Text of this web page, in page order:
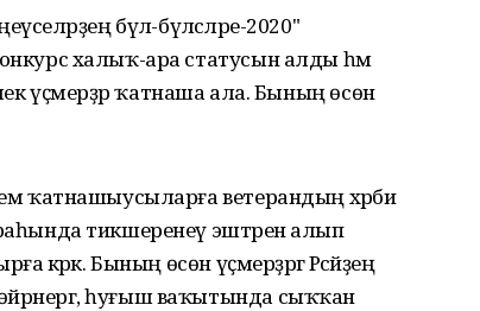
бүлә-бүләсәләре-2020"
халыҡ-ара статусын алды һәм
үҫмерҙәр ҡатнаша ала. Бының өсөн
ҡатнашыусыларға ветерандың хәрби
тикшеренеү эштәрен алып
Бының өсөн үҫмерҙәргә Рәсәйҙең
һуғыш ваҡытында сыҡҡан